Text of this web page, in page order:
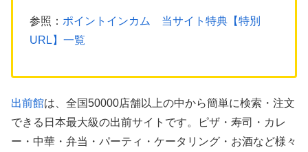
参照： ポイントインカム 当サイト特典【特別
URL】一覧
出前館は、全国50000店舗以上の中から簡単に検索・注文
できる日本最大級の出前サイトです。ピザ・寿司・カレ
ー・中華・弁当・パーティ・ケータリング・お酒など様々